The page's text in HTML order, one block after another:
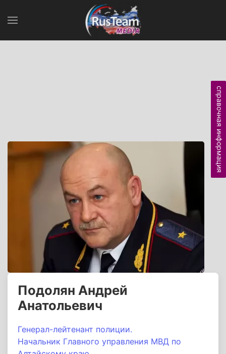
Подолян Андрей
Анатольевич
Генерал-лейтенант полиции.
Начальник Главного управления МВД по
справочная информация